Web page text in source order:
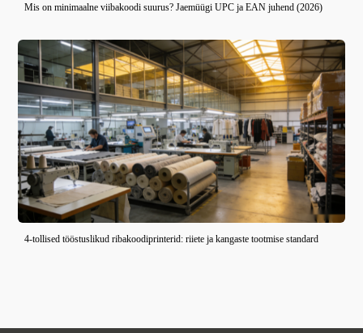
Mis on minimaalne viibakoodi suurus? Jaemüügi UPC ja EAN juhend (2026)
4-tollised tööstuslikud ribakoodiprinterid: riiete ja kangaste tootmise standard